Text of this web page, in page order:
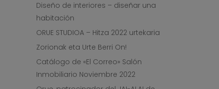
Diseño de interiores – diseñar una
habitación
ORUE STUDIOA – Hitza 2022 urtekaria
Zorionak eta Urte Berri On!
Catálogo de «El Correo» Salón
Inmobiliario Noviembre 2022